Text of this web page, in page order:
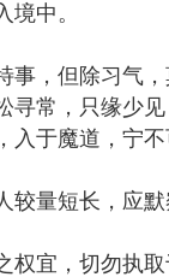
境中。
，但除习气，
寻常，只缘少
入于魔道，宁不
量短长，应默
宜，切勿执取